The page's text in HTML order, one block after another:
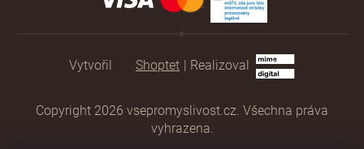
Shoptet | Realizoval
Copyright 2026 vsepromyslivost.cz . Všechna práva
vyhrazena.